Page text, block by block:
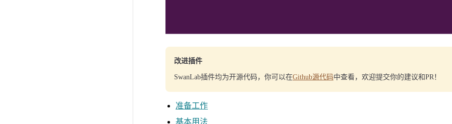
改进插件
SwanLab插件均为开源代码，你可以在Github源代码中查看，欢迎提交你的建议和PR！
准备工作
基本用法